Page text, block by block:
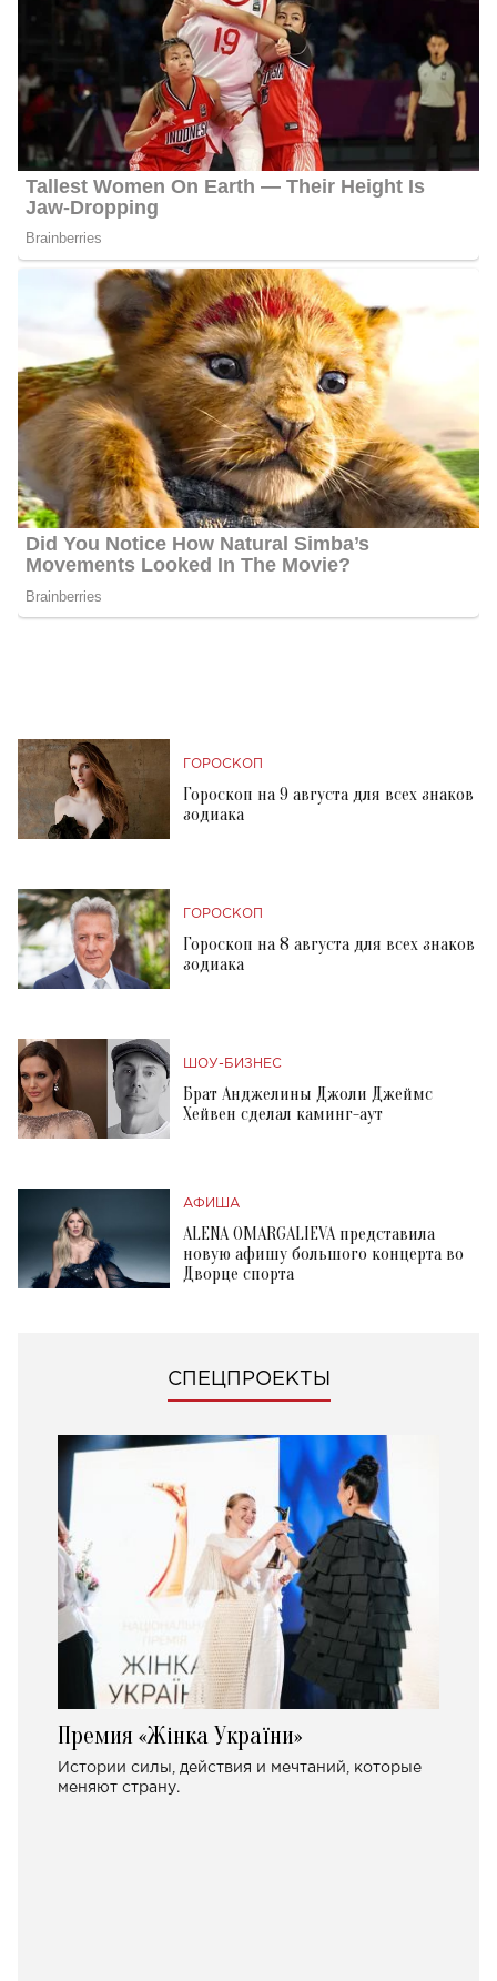
ГОРОСКОП
Гороскоп на 9 августа для всех знаков
зодиака
ГОРОСКОП
Гороскоп на 8 августа для всех знаков
зодиака
ШОУ-БИЗНЕС
Брат Анджелины Джоли Джеймс
Хейвен сделал каминг-аут
АФИША
ALENA OMARGALIEVA представила
новую афишу большого концерта во
Дворце спорта
СПЕЦПРОЕКТЫ
Премия «Жінка України»
Истории силы, действия и мечтаний, которые
меняют страну.